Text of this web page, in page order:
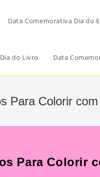
Data Comemorativa Dia do
do Livro Data
Para Colorir
Para Colorir